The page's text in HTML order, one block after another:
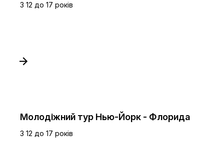
З 12 до 17 років
Молодіжний тур Нью-Йорк - Флорида
З 12 до 17 років